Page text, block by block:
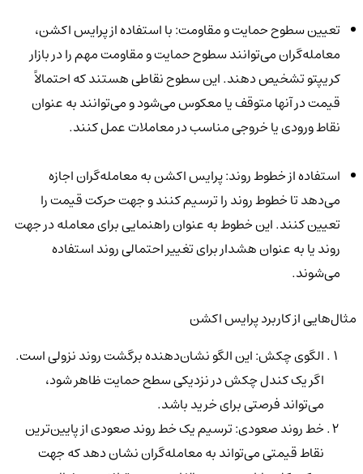
تعیین سطوح حمایت و مقاومت: با استفاده از پرایس اکشن،
معامله‌گران می‌توانند سطوح حمایت و مقاومت مهم را در بازار
کریپتو تشخیص دهند. این سطوح نقاطی هستند که احتمالاً
قیمت در آنها متوقف یا معکوس می‌شود و می‌توانند به عنوان
نقاط ورودی یا خروجی مناسب در معاملات عمل کنند.
استفاده از خطوط روند: پرایس اکشن به معامله‌گران اجازه
می‌دهد تا خطوط روند را ترسیم کنند و جهت حرکت قیمت را
تعیین کنند. این خطوط به عنوان راهنمایی برای معامله در جهت
روند یا به عنوان هشدار برای تغییر احتمالی روند استفاده
می‌شوند.
مثال‌هایی از کاربرد پرایس اکشن
الگوی چکش: این الگو نشان‌دهنده برگشت روند نزولی است.
اگر یک کندل چکش در نزدیکی سطح حمایت ظاهر شود،
می‌تواند فرصتی برای خرید باشد.
خط روند صعودی: ترسیم یک خط روند صعودی از پایین‌ترین
نقاط قیمتی می‌تواند به معامله‌گران نشان دهد که جهت